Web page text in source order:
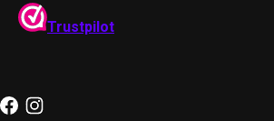
Trustpilot